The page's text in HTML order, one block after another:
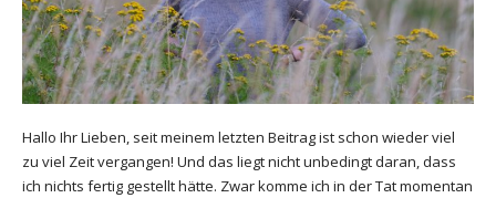
Hallo Ihr Lieben, seit meinem letzten Beitrag ist schon wieder viel
zu viel Zeit vergangen! Und das liegt nicht unbedingt daran, dass
ich nichts fertig gestellt hätte. Zwar komme ich in der Tat momentan